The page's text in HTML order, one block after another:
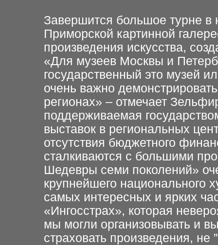
Завершится большое турне в
Приморской картинной
произведения искусства,
«Для музеев Москвы и
государственный это музей
очень важно
регионах» – отмечает
поддерживаемая
выставок в региональных
отсутствия бюджетного
сталкиваются с большими
Шедевры семи поколений»
крупнейшего национального
самых интересных и ярких
«Ингосстрах», которая
мы могли организовывать и
страховать произведения, не